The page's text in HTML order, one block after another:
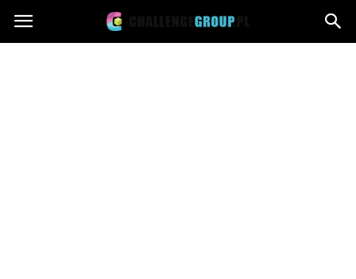
Challengegroup.pl